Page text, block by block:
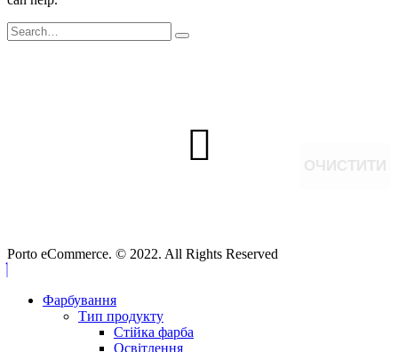
Porto eCommerce. © 2022. All Rights Reserved
Фарбування
Тип продукту
Стійка фарба
Освітлення